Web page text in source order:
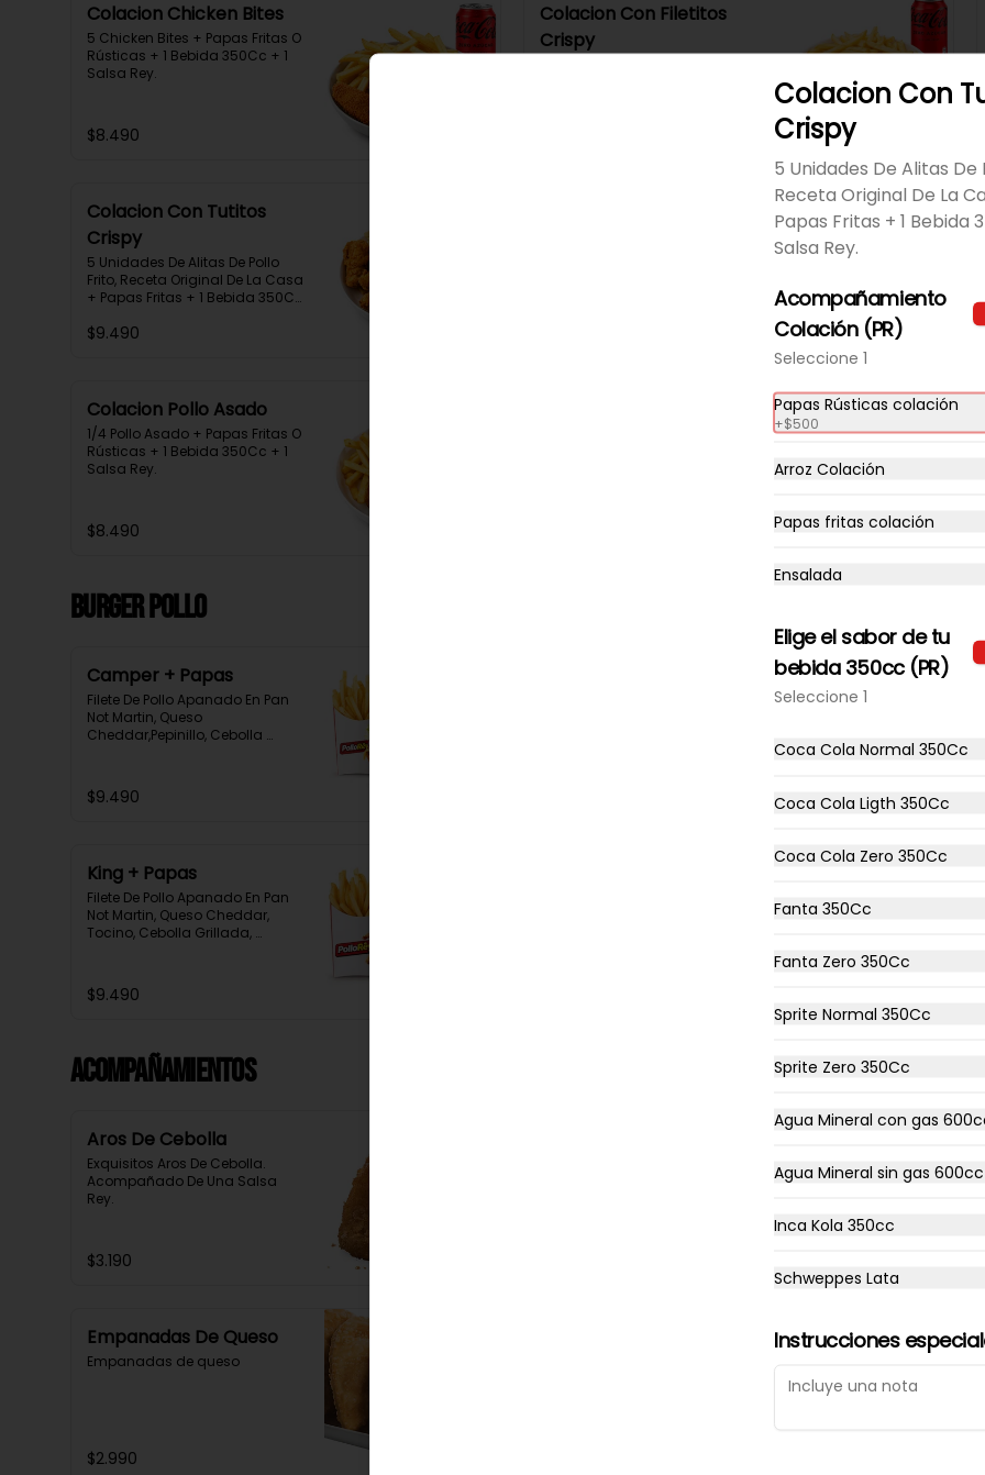
Colacion Chicken Bites
5 Chicken Bites + Papas Fritas O
Rústicas + 1 Bebida 350Cc + 1
Salsa Rey.
$8.490
Colacion Con Filetitos
Crispy
Colacion Con Tutitos
Crispy
5 Unidades De Alitas De Pollo
Frito, Receta Original De La Casa
+ Papas Fritas + 1 Bebida 350Cc
$9.490
Colacion Pollo Asado
1/4 Pollo Asado + Papas Fritas O
Rústicas + 1 Bebida 350Cc + 1
Salsa Rey.
$8.490
Burger Pollo
Camper + Papas
Filete De Pollo Apanado En Pan
Not Martin, Queso
Cheddar,Pepinillo, Cebolla
Papas Baston Y Una Salsa Rey.
$9.490
King + Papas
Filete De Pollo Apanado En Pan
Not Martin, Queso Cheddar,
Tocino, Cebolla Grillada,
Y Una Salsa Rey.
$9.490
Acompañamientos
Aros De Cebolla
Exquisitos Aros De Cebolla.
Acompañado De Una Salsa
Rey.
$3.190
Empanadas De Queso
Empanadas de queso
$2.990
Colacion Con
Crispy
5 Unidades De Alitas De
Receta Original De La
Papas Fritas + 1 Bebida
Salsa Rey.
Acompañamiento
Colación (PR)
Seleccione 1
Papas Rústicas colación
+$500
Arroz Colación
Papas fritas colación
Ensalada
Elige el sabor de tu
bebida 350cc (PR)
Seleccione 1
Coca Cola Normal 350Cc
Coca Cola Ligth 350Cc
Coca Cola Zero 350Cc
Fanta 350Cc
Fanta Zero 350Cc
Sprite Normal 350Cc
Sprite Zero 350Cc
Agua Mineral con gas
Agua Mineral sin gas 600cc
Inca Kola 350cc
Schweppes Lata
Instrucciones